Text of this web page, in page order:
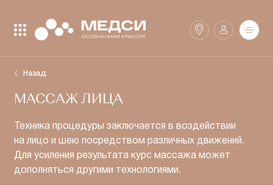
Аптеки
Закрыть поиск
Найти
Назад
МАССАЖ ЛИЦА
Техника процедуры заключается в воздействии
на лицо и шею посредством различных движений.
Для усиления результата курс массажа может
дополняться другими технологиями.